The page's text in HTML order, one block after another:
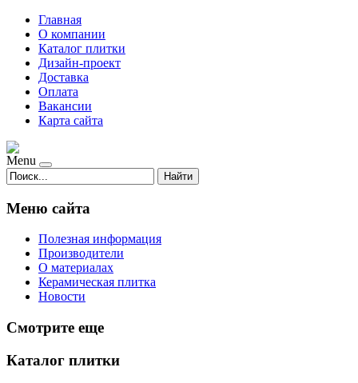
Главная
О компании
Каталог плитки
Дизайн-проект
Доставка
Оплата
Вакансии
Карта сайта
Menu
Найти
Меню сайта
Полезная информация
Производители
О материалах
Керамическая плитка
Новости
Смотрите еще
Каталог плитки